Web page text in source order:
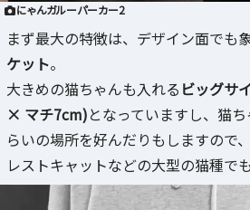
にゃんガルーパーカー2
まず最大の特徴は、デザイン面でも
ケット。
大きめの猫ちゃんも入れる ビッグサ
× マチ7cm)となっていますし、猫
らいの場所を好んだりもしますので
レストキャットなどの大型の猫種で